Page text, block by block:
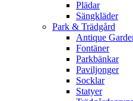
Plädar
Sängkläder
Park & Trädgård
Antique
Fontäner
Parkbänkar
Paviljonger
Socklar
Statyer